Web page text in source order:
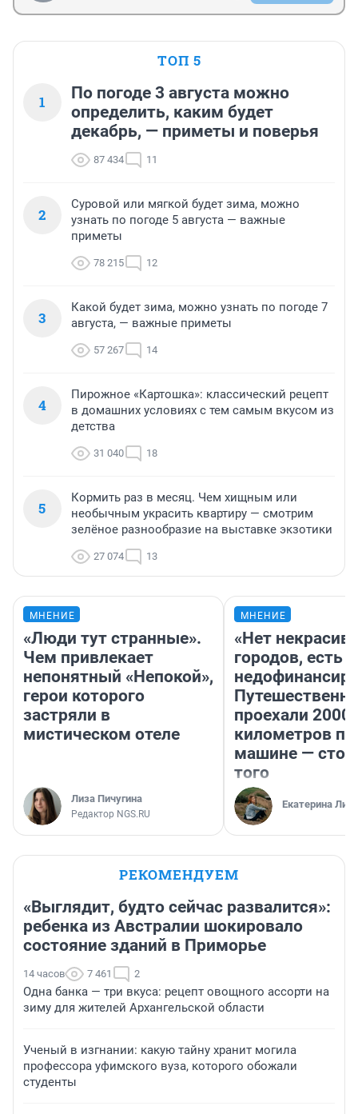
ТОП 5
1
По погоде 3 августа можно
определить, каким будет
декабрь, — приметы и поверья
87 434 11
2
Суровой или мягкой будет зима, можно
узнать по погоде 5 августа — важные
приметы
78 215 12
3
Какой будет зима, можно узнать по погоде 7
августа, — важные приметы
57 267 14
4
Пирожное «Картошка»: классический рецепт
в домашних условиях с тем самым вкусом из
детства
31 040 18
5
Кормить раз в месяц. Чем хищным или
необычным украсить квартиру — смотрим
зелёное разнообразие на выставке экзотики
27 074 13
МНЕНИЕ
«Люди тут странные».
Чем привлекает
непонятный «Непокой»,
герои которого
застряли в
мистическом отеле
Лиза Пичугина
Редактор NGS.RU
МНЕНИЕ
«Нет
городов, есть
проехали 2000
километров по
машине —
того
Екатерина
РЕКОМЕНДУЕМ
«Выглядит, будто сейчас развалится»:
ребенка из Австралии шокировало
состояние зданий в Приморье
14 часов 7 461 2
Одна банка — три вкуса: рецепт овощного ассорти на
зиму для жителей Архангельской области
Ученый в изгнании: какую тайну хранит могила
профессора уфимского вуза, которого обожали
студенты